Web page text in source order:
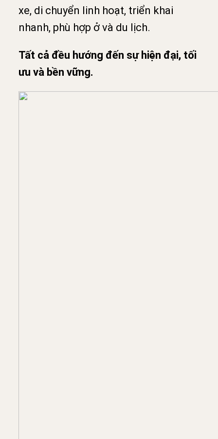
xe, di chuyển linh hoạt, triển khai
nhanh, phù hợp ở và du lịch.
Tất cả đều hướng đến sự hiện đại, tối
ưu và bền vững.